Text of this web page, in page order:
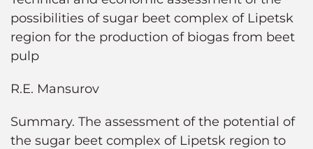
possibilities of sugar beet complex of Lipetsk
region for the production of biogas from beet
pulp
R.E. Mansurov
Summary. The assessment of the potential of
the sugar beet complex of Lipetsk region to